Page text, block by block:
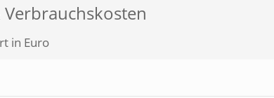
in Euro